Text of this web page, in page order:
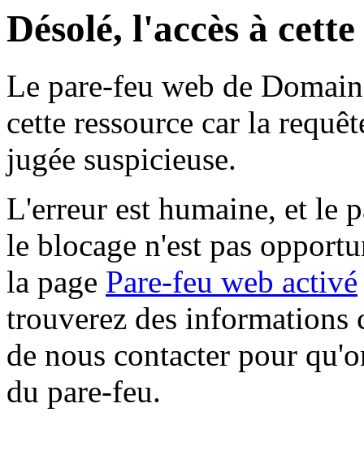
Désolé, l'accès à
Le pare-feu web de
cette ressource car la
jugée suspicieuse.
L'erreur est humaine, et le
le blocage n'est pas
la page Pare-feu web activé
trouverez des informations
de nous contacter pour
du pare-feu.